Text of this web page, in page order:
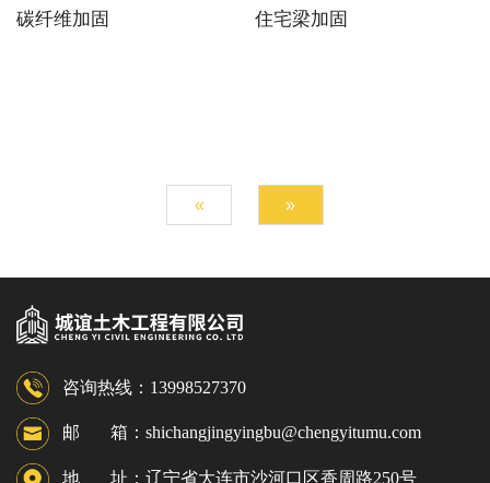
碳纤维加固 住宅梁加固
« »
咨询热线：13998527370
邮 箱：shichangjingyingbu@chengyitumu.com
地 址：辽宁省大连市沙河口区香周路250号